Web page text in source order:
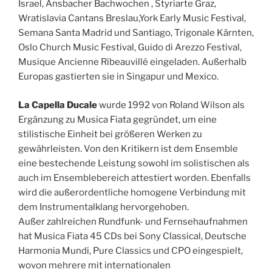
Israel, Ansbacher Bachwochen , Styriarte Graz,
Wratislavia Cantans Breslau,York Early Music Festival,
Semana Santa Madrid und Santiago, Trigonale Kärnten,
Oslo Church Music Festival, Guido di Arezzo Festival,
Musique Ancienne Ribeauvillé eingeladen. Außerhalb
Europas gastierten sie in Singapur und Mexico.
La Capella Ducalewurde 1992 von Roland Wilson als
Ergänzung zu Musica Fiata gegründet, um eine
stilistische Einheit bei größeren Werken zu
gewährleisten. Von den Kritikern ist dem Ensemble
eine bestechende Leistung sowohl im solistischen als
auch im Ensemblebereich attestiert worden. Ebenfalls
wird die außerordentliche homogene Verbindung mit
dem Instrumentalklang hervorgehoben.
Außer zahlreichen Rundfunk- und Fernsehaufnahmen
hat Musica Fiata 45 CDs bei Sony Classical, Deutsche
Harmonia Mundi, Pure Classics und CPO eingespielt,
wovon mehrere mit internationalen